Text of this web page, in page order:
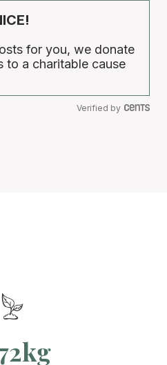
for you, we donate
to a charitable cause
Verified by